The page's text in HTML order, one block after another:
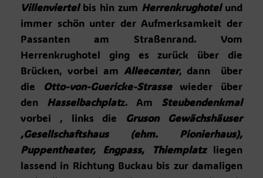
Villenviertelbis hin zum Herrenkrughotel und
immer schön unter der Aufmerksamkeit der
Passanten am Straßenrand. Vom
Herrenkrughotel ging es zurück über die
Brücken, vorbei am Alleecenter, dann über
die
Otto-von-Guericke-Strassewieder über
den Hasselbachplatz. Am Steubendenkmal
vorbei , links die Gruson Gewächshäuser
,Gesellschaftshaus (ehm. Pionierhaus),
Puppentheater, Engpass, Thiemplatzliegen
lassend in Richtung Buckau bis zur damaligen